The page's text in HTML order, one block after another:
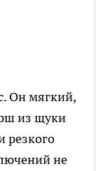
Он мягкий,
из щуки
резкого
не